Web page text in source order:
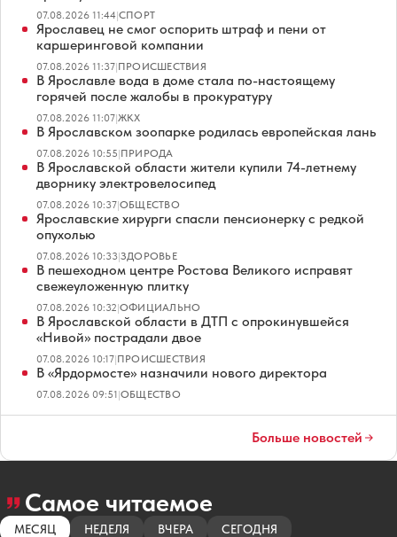
07.08.2026 11:44|СПОРТ
Ярославец не смог оспорить штраф и пени от
каршеринговой компании
07.08.2026 11:37|ПРОИСШЕСТВИЯ
В Ярославле вода в доме стала по-настоящему
горячей после жалобы в прокуратуру
07.08.2026 11:07|ЖКХ
В Ярославском зоопарке родилась европейская лань
07.08.2026 10:55|ПРИРОДА
В Ярославской области жители купили 74-летнему
дворнику электровелосипед
07.08.2026 10:37|ОБЩЕСТВО
Ярославские хирурги спасли пенсионерку с редкой
опухолью
07.08.2026 10:33|ЗДОРОВЬЕ
В пешеходном центре Ростова Великого исправят
свежеуложенную плитку
07.08.2026 10:32|ОФИЦИАЛЬНО
В Ярославской области в ДТП с опрокинувшейся
«Нивой» пострадали двое
07.08.2026 10:17|ПРОИСШЕСТВИЯ
В «Ярдормосте» назначили нового директора
07.08.2026 09:51|ОБЩЕСТВО
Больше новостей
Самое читаемое
МЕСЯЦ НЕДЕЛЯ ВЧЕРА СЕГОДНЯ